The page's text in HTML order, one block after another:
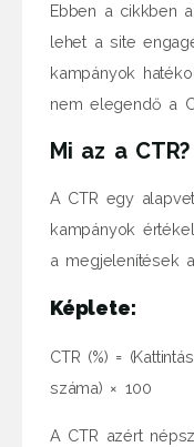
Ebben a cikkben
lehet a site
kampányok
nem elegendő a
Mi az a CTR?
A CTR egy
kampányok
a megjelenítések
Képlete:
CTR (%) =
száma) × 100
A CTR azért